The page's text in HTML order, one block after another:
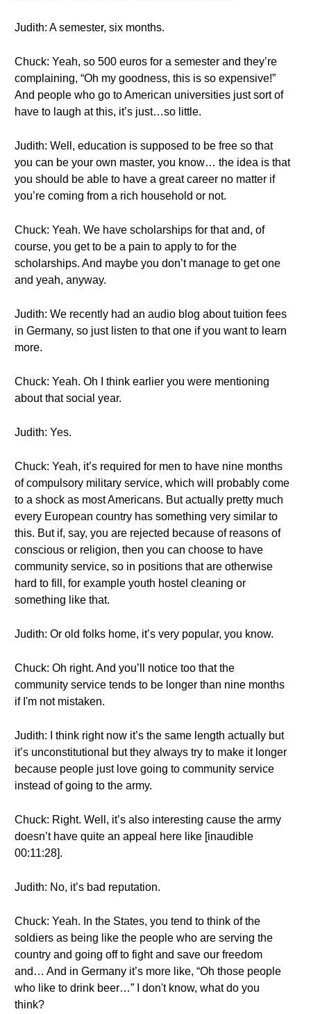
Judith: A semester, six months.
Chuck: Yeah, so 500 euros for a semester and they’re
complaining, “Oh my goodness, this is so expensive!”
And people who go to American universities just sort of
have to laugh at this, it’s just…so little.
Judith: Well, education is supposed to be free so that
you can be your own master, you know… the idea is that
you should be able to have a great career no matter if
you’re coming from a rich household or not.
Chuck: Yeah. We have scholarships for that and, of
course, you get to be a pain to apply to for the
scholarships. And maybe you don’t manage to get one
and yeah, anyway.
Judith: We recently had an audio blog about tuition fees
in Germany, so just listen to that one if you want to learn
more.
Chuck: Yeah. Oh I think earlier you were mentioning
about that social year.
Judith: Yes.
Chuck: Yeah, it’s required for men to have nine months
of compulsory military service, which will probably come
to a shock as most Americans. But actually pretty much
every European country has something very similar to
this. But if, say, you are rejected because of reasons of
conscious or religion, then you can choose to have
community service, so in positions that are otherwise
hard to fill, for example youth hostel cleaning or
something like that.
Judith: Or old folks home, it’s very popular, you know.
Chuck: Oh right. And you’ll notice too that the
community service tends to be longer than nine months
if I'm not mistaken.
Judith: I think right now it’s the same length actually but
it’s unconstitutional but they always try to make it longer
because people just love going to community service
instead of going to the army.
Chuck: Right. Well, it’s also interesting cause the army
doesn’t have quite an appeal here like [inaudible
00:11:28].
Judith: No, it’s bad reputation.
Chuck: Yeah. In the States, you tend to think of the
soldiers as being like the people who are serving the
country and going off to fight and save our freedom
and… And in Germany it’s more like, “Oh those people
who like to drink beer…” I don't know, what do you
think?